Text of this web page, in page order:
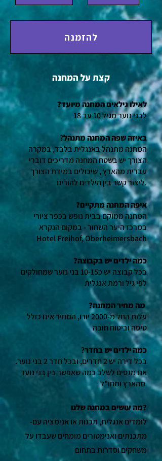
להזמנה
קצת על המחנה
?לאילו גילאים המחנה מיועד
לבני נוער מגיל 10 עד 18
?באיזה שפה המחנה מתנהל
המחנה מתנהל באנגלית בלבד, במקרה
הצורך יש בשטח המחנה מדריכים דוברי
עברית מהארץ , שיכולים במידת הצורך
ליצור קשר בין הילדים להורים.
?איפה המחנה מתקיים
המחנה ממוקם בבית נופש בכפר ציורי
במרכז היער השחור- במקום הנקרא
Hotel Freihof, Oberheimersbach
?כמה ילדים יש בקבוצה
בכל קבוצה יש כ10-15 בני נוער שמחולקים
לפי גיל ורמת אנגלית
?מה מחיר המחנה
טיסה וביטוח חובה
כמה ילדים יש בחדר
בכל דירה יש 2 חדרים, ובכל חדר 2 בני נוער.
אנו מנסים לשלב כמה שאפשר בין בני נוער
מהארץ ומחו"ל
מה עושים במחנה שלנו?
-לומדים אנגלית, תכנות או אנימציה עם
מתכנתים ואנימטורים מומחים שעבדו על
משחקים וסדרות בתחום